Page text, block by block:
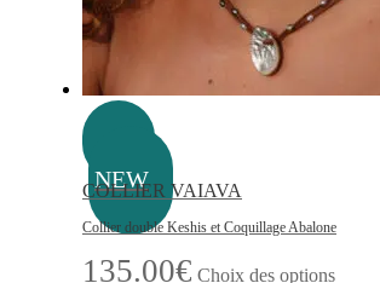
produit
NEW
COLLIER VAIAVA
Collier double Keshis et Coquillage Abalone
135.00€ Choix des options